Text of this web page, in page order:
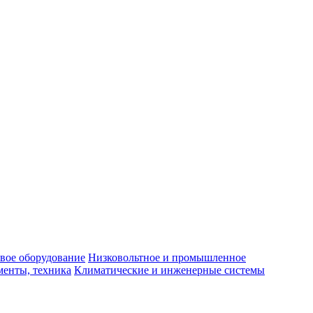
оборудование Низковольтное и промышленное
техника Климатические и инженерные системы